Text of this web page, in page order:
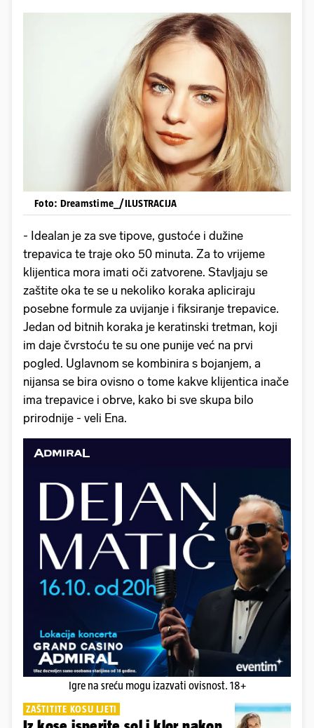
Foto: Dreamstime_/ILUSTRACIJA
- Idealan je za sve tipove, gustoće i dužine
trepavica te traje oko 50 minuta. Za to vrijeme
klijentica mora imati oči zatvorene. Stavljaju se
zaštite oka te se u nekoliko koraka apliciraju
posebne formule za uvijanje i fiksiranje trepavice.
Jedan od bitnih koraka je keratinski tretman, koji
im daje čvrstoću te su one punije već na prvi
pogled. Uglavnom se kombinira s bojanjem, a
nijansa se bira ovisno o tome kakve klijentica inače
ima trepavice i obrve, kako bi sve skupa bilo
prirodnije - veli Ena.
Igre na sreću mogu izazvati ovisnost. 18+
ZAŠTITITE KOSU LJETI